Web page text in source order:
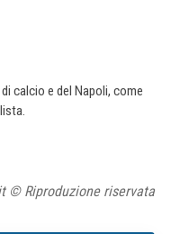
calcio e del Napoli, come
© Riproduzione riservata